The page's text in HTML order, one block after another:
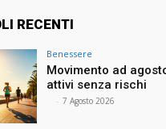
RECENTI
Benessere
Movimento ad
attivi senza rischi
- 7 Agosto 2026